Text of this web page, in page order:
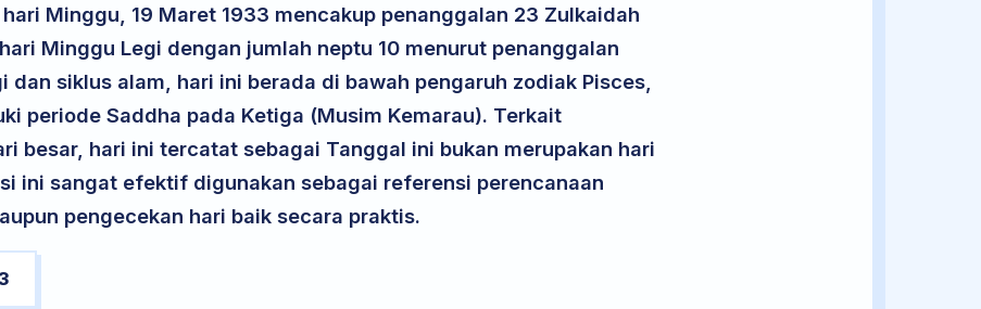
Minggu, 19 Maret 1933 mencakup penanggalan 23 Zulkaidah
Minggu Legi dengan jumlah neptu 10 menurut penanggalan
siklus alam, hari ini berada di bawah pengaruh zodiak Pisces,
periode Saddha pada Ketiga (Musim Kemarau). Terkait
besar, hari ini tercatat sebagai Tanggal ini bukan merupakan hari
ini sangat efektif digunakan sebagai referensi perencanaan
pengecekan hari baik secara praktis.